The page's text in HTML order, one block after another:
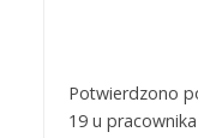
Potwierdzono
19 u